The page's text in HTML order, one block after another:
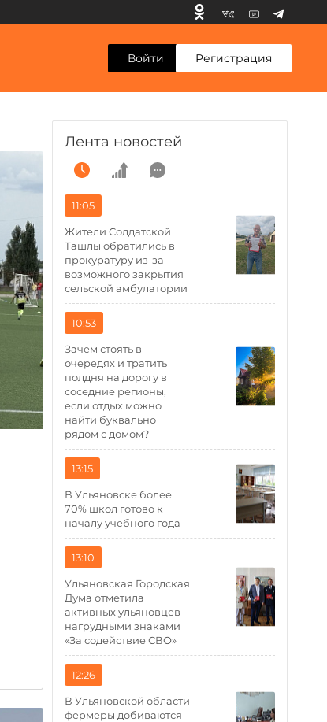
Войти Регистрация
Лента новостей
11:05
Жители Солдатской
Ташлы обратились в
прокуратуру из-за
возможного закрытия
сельской амбулатории
10:53
Зачем стоять в
очередях и тратить
полдня на дорогу в
соседние регионы,
если отдых можно
найти буквально
рядом с домом?
13:15
В Ульяновске более
70% школ готово к
началу учебного года
13:10
Ульяновская Городская
Дума отметила
активных ульяновцев
нагрудными знаками
«За содействие СВО»
12:26
В Ульяновской области
фермеры добиваются